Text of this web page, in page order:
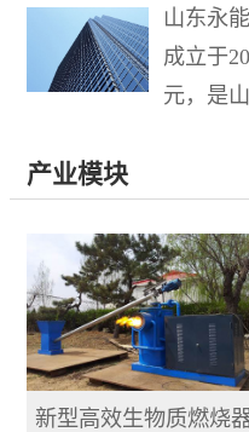
山东永
成立于
元，是
所有制
保”，股
产业模块
新型高效生物质燃烧